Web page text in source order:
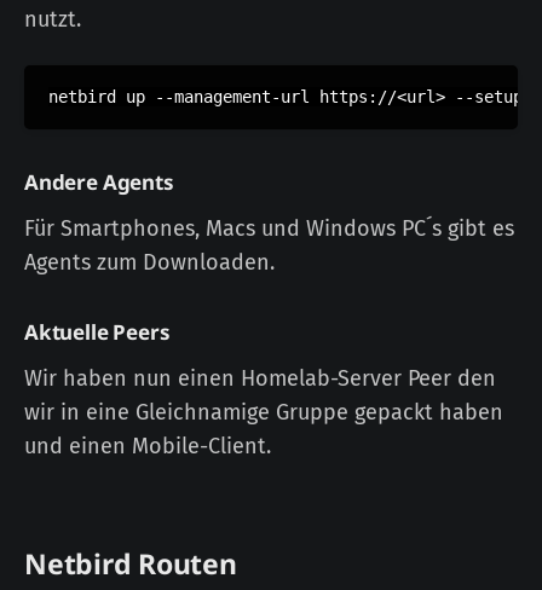
nutzt.
netbird up --management-url https://<url> --setup-
Andere Agents
Für Smartphones, Macs und Windows PC´s gibt es
Agents zum Downloaden.
Aktuelle Peers
Wir haben nun einen Homelab-Server Peer den
wir in eine Gleichnamige Gruppe gepackt haben
und einen Mobile-Client.
Netbird Routen